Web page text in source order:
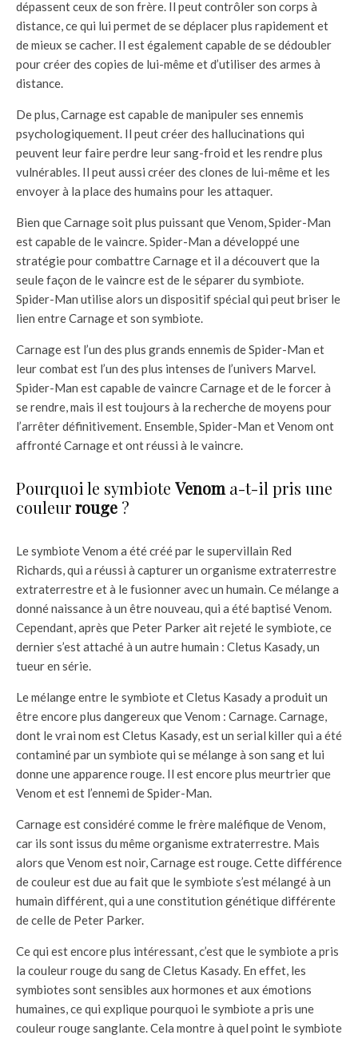
dépassent ceux de son frère. Il peut contrôler son corps à
distance, ce qui lui permet de se déplacer plus rapidement et
de mieux se cacher. Il est également capable de se dédoubler
pour créer des copies de lui-même et d’utiliser des armes à
distance.
De plus, Carnage est capable de manipuler ses ennemis
psychologiquement. Il peut créer des hallucinations qui
peuvent leur faire perdre leur sang-froid et les rendre plus
vulnérables. Il peut aussi créer des clones de lui-même et les
envoyer à la place des humains pour les attaquer.
Bien que Carnage soit plus puissant que Venom, Spider-Man
est capable de le vaincre. Spider-Man a développé une
stratégie pour combattre Carnage et il a découvert que la
seule façon de le vaincre est de le séparer du symbiote.
Spider-Man utilise alors un dispositif spécial qui peut briser le
lien entre Carnage et son symbiote.
Carnage est l’un des plus grands ennemis de Spider-Man et
leur combat est l’un des plus intenses de l’univers Marvel.
Spider-Man est capable de vaincre Carnage et de le forcer à
se rendre, mais il est toujours à la recherche de moyens pour
l’arrêter définitivement. Ensemble, Spider-Man et Venom ont
affronté Carnage et ont réussi à le vaincre.
Pourquoi le symbiote Venom a-t-il pris une
couleurrouge ?
Le symbiote Venom a été créé par le supervillain Red
Richards, qui a réussi à capturer un organisme extraterrestre
extraterrestre et à le fusionner avec un humain. Ce mélange a
donné naissance à un être nouveau, qui a été baptisé Venom.
Cependant, après que Peter Parker ait rejeté le symbiote, ce
dernier s’est attaché à un autre humain : Cletus Kasady, un
tueur en série.
Le mélange entre le symbiote et Cletus Kasady a produit un
être encore plus dangereux que Venom : Carnage. Carnage,
dont le vrai nom est Cletus Kasady, est un serial killer qui a été
contaminé par un symbiote qui se mélange à son sang et lui
donne une apparence rouge. Il est encore plus meurtrier que
Venom et est l’ennemi de Spider-Man.
Carnage est considéré comme le frère maléfique de Venom,
car ils sont issus du même organisme extraterrestre. Mais
alors que Venom est noir, Carnage est rouge. Cette différence
de couleur est due au fait que le symbiote s’est mélangé à un
humain différent, qui a une constitution génétique différente
de celle de Peter Parker.
Ce qui est encore plus intéressant, c’est que le symbiote a pris
la couleur rouge du sang de Cletus Kasady. En effet, les
symbiotes sont sensibles aux hormones et aux émotions
humaines, ce qui explique pourquoi le symbiote a pris une
couleur rouge sanglante. Cela montre à quel point le symbiote